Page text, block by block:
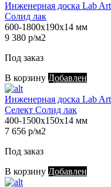
Инженерная доска Lab
Солид лак
600-1800х190х14 мм
9 380 р/м2
Под заказ
В корзину Добавлен
Инженерная доска Lab
Селект Солид лак
400-1500х150х14 мм
7 656 р/м2
Под заказ
В корзину Добавлен